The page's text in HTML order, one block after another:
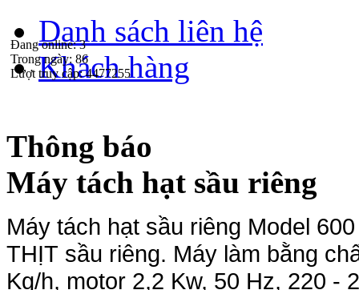
Danh sách liên hệ
Khách hàng
Đang online:3
Trong ngày: 86
Lượt truy cập:4477255
Thông báo
Máy tách hạt sầu riêng
Máy tách hạt sầu riêng Model
THỊT sầu riêng. Máy làm bằng
Kg/h, motor 2,2 Kw, 50 Hz, 220 -